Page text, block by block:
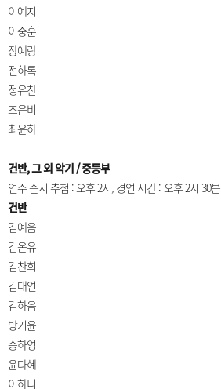
이예지
이중훈
장예랑
전하록
정유찬
조은비
최윤하
건반, 그 외 악기 / 중등부
연주 순서 추첨 : 오후 2시, 경연 시간 : 오후 2시 30분
건반
김예음
김온유
김찬희
김태연
김하음
방기윤
송하영
윤다혜
이하니